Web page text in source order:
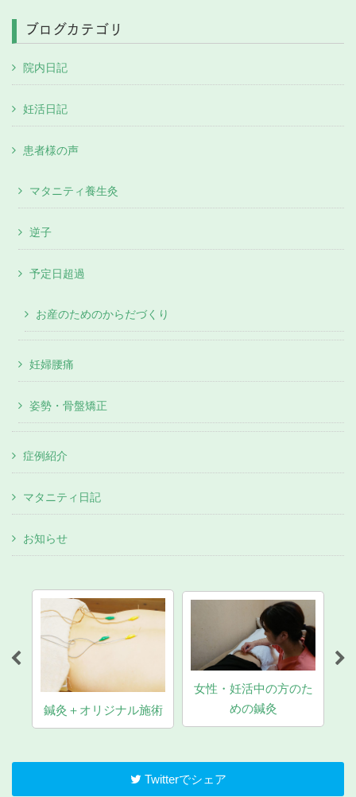
ブログカテゴリ
院内日記
妊活日記
患者様の声
マタニティ養生灸
逆子
予定日超過
お産のためのからだづくり
妊婦腰痛
姿勢・骨盤矯正
症例紹介
マタニティ日記
お知らせ
鍼灸＋オリジナル施術
女性・妊活中の方のた
めの鍼灸
Twitterでシェア